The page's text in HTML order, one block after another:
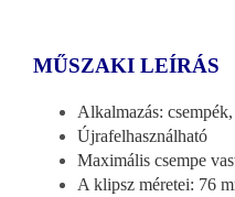
MŰSZAKI LEÍRÁS
Alkalmazás:
Újrafelhasználható
Maximális csempe
A klipsz méretei: 76